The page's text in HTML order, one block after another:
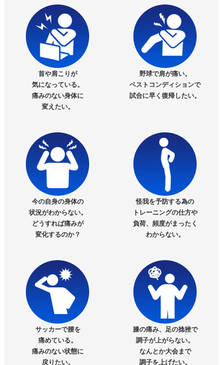
首や肩こりが
気になっている。
痛みのない身体に
変えたい。
野球で肩が痛い。
ベストコンディションで
試合に早く復帰したい。
今の自身の身体の
状況がわからない。
どうすれば痛みが
変化するのか？
怪我を予防する為の
トレーニングの仕方や
負荷、頻度がまったく
わからない。
サッカーで腰を
痛めている。
痛みのない状態に
戻りたい。
膝の痛み、足の捻挫で
調子が上がらない。
なんとか大会まで
調子を上げたい。